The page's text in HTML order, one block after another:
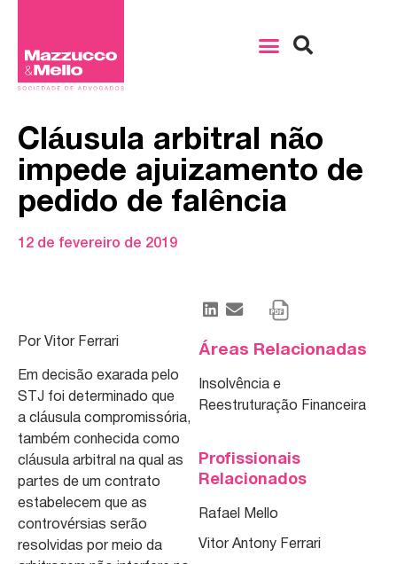
Cláusula arbitral não
impede ajuizamento de
pedido de falência
12 de fevereiro de 2019
Por Vitor Ferrari
Em decisão exarada pelo
STJ foi determinado que
a cláusula compromissória,
também conhecida como
cláusula arbitral na qual as
partes de um contrato
estabelecem que as
controvérsias serão
resolvidas por meio da
Áreas Relacionadas
Insolvência e
Reestruturação Financeira
Profissionais
Relacionados
Rafael Mello
Vitor Antony Ferrari